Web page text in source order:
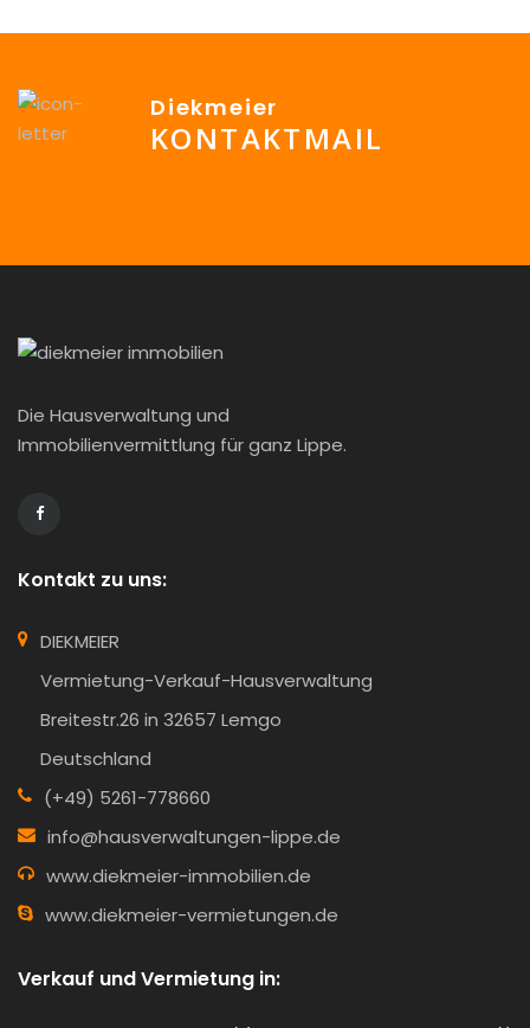
Diekmeier
KONTAKTMAIL
Die Hausverwaltung und
Immobilienvermittlung für ganz Lippe.
Kontakt zu uns:
DIEKMEIER
Vermietung-Verkauf-Hausverwaltung
Breitestr.26 in 32657 Lemgo
Deutschland
(+49) 5261-778660
info@hausverwaltungen-lippe.de
www.diekmeier-immobilien.de
www.diekmeier-vermietungen.de
Verkauf und Vermietung in: